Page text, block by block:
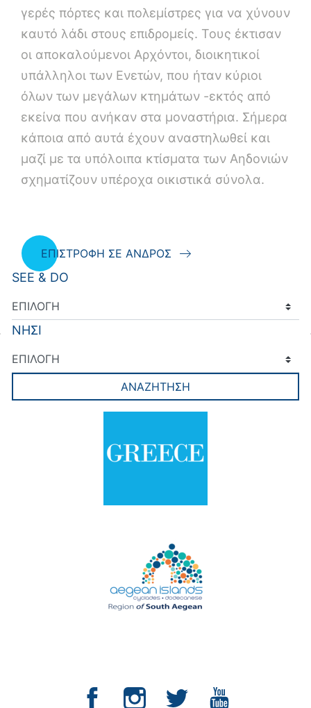
γερές πόρτες και πολεμίστρες για να χύνουν
καυτό λάδι στους επιδρομείς. Τους έκτισαν
οι αποκαλούμενοι Αρχόντοι, διοικητικοί
υπάλληλοι των Ενετών, που ήταν κύριοι
όλων των μεγάλων κτημάτων -εκτός από
εκείνα που ανήκαν στα μοναστήρια. Σήμερα
κάποια από αυτά έχουν αναστηλωθεί και
μαζί με τα υπόλοιπα κτίσματα των Αηδονιών
σχηματίζουν υπέροχα οικιστικά σύνολα.
ΕΠΙΣΤΡΟΦΗ ΣΕ ΑΝΔΡΟΣ
SEE & DO
ΝΗΣΙ